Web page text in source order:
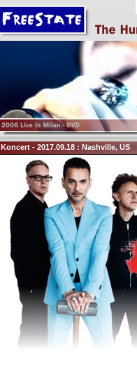
Koncert - 2017.09.18 : Nashville, US